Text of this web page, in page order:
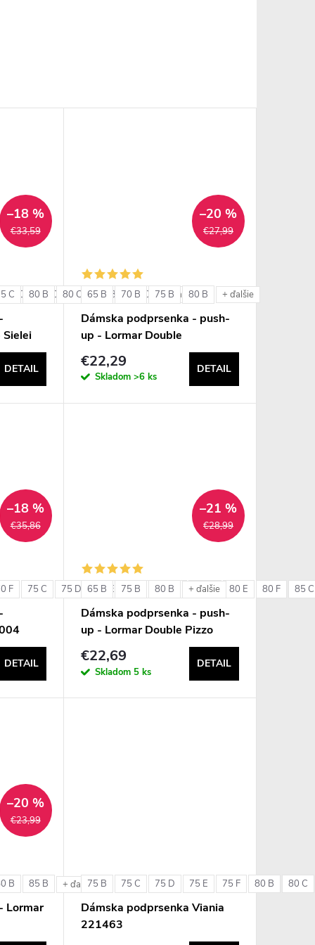
85 C 85 D 85 E 90 C 90 D + ďalšie
€33,59
–18 %
C 80 B 80 C 85 B 85 C + ďalšie
DETAIL
€27,99
–20 %
65 B 70 B 75 B 80 B + ďalšie
Dámska podprsenka - push-
up - Lormar Double
€22,29
Skladom >6 ks
DETAIL
€35,86
–18 %
F 75 C 75 D 75 E 75 F 80 C 80 D 80 E 80 F 85 C
DETAIL
€28,99
–21 %
65 B 75 B 80 B + ďalšie
Dámska podprsenka - push-
up - Lormar Double Pizzo
€22,69
Skladom 5 ks
DETAIL
€23,99
–20 %
B 85 B + ďalšie
Lormar
75 B 75 C 75 D 75 E 75 F 80 B 80 C
Dámska podprsenka Viania
221463